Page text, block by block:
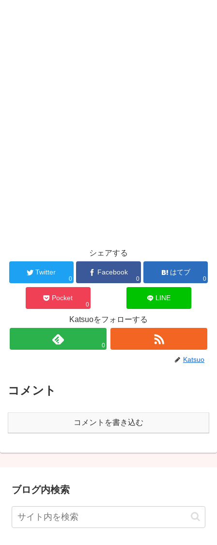
シェアする
Twitter
0
Facebook
0
はてブ
0
Pocket
0
LINE
Katsuoをフォローする
0
Katsuo
コメント
コメントを書き込む
ブログ内検索